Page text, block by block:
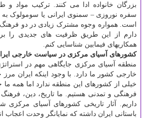
بزرگان خانواده ادا می کنند. ترکیب مواد و
سفره نوروزی – سمنوی ایرانی یا سومولوک به
است. همواره وجوه مشترک زیادی در دو فرهنگ
دارم از این طریق ظرفیت های جدیدی را
همکاریهای فیمابین شناسایی کنم.
کشورهای آسیای مرکزی در سیاست خارجی
منطقه آسیای مرکزی جایگاهی مهم در
خارجی کشور ما دارد. با وجود اینکه ایران مرز
خیلی از کشورهای این منطقه ندارد اما همه
فرهنگی و تمدنی هستیم. ما تاریخ، دین،
داریم. آثار تاریخی کشورهای آسیای مرکزی
باستانی ایران داشته که نمایانگر وحدت اعجاب